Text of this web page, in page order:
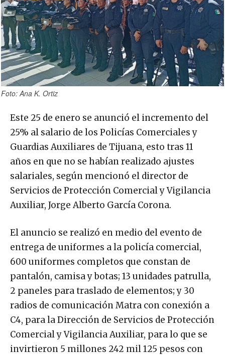
Foto: Ana K. Ortiz
Este 25 de enero se anunció el incremento del
25% al salario de los Policías Comerciales y
Guardias Auxiliares de Tijuana, esto tras 11
años en que no se habían realizado ajustes
salariales, según mencionó el director de
Servicios de Protección Comercial y Vigilancia
Auxiliar, Jorge Alberto García Corona.
El anuncio se realizó en medio del evento de
entrega de uniformes a la policía comercial,
600 uniformes completos que constan de
pantalón, camisa y botas; 13 unidades patrulla,
2 paneles para traslado de elementos; y 30
radios de comunicación Matra con conexión a
C4, para la Dirección de Servicios de Protección
Comercial y Vigilancia Auxiliar, para lo que se
invirtieron 5 millones 242 mil 125 pesos con